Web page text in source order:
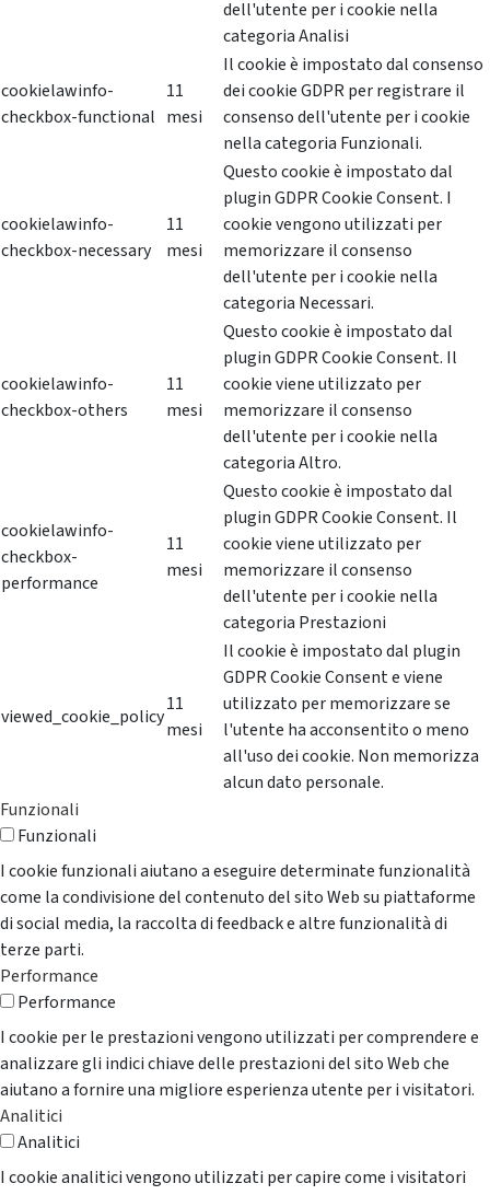
dell'utente per i cookie nella
categoria Analisi
cookielawinfo-
checkbox-functional
11
mesi
Il cookie è impostato dal consenso
dei cookie GDPR per registrare il
consenso dell'utente per i cookie
nella categoria Funzionali.
cookielawinfo-
checkbox-necessary
11
mesi
Questo cookie è impostato dal
plugin GDPR Cookie Consent. I
cookie vengono utilizzati per
memorizzare il consenso
dell'utente per i cookie nella
categoria Necessari.
cookielawinfo-
checkbox-others
11
mesi
Questo cookie è impostato dal
plugin GDPR Cookie Consent. Il
cookie viene utilizzato per
memorizzare il consenso
dell'utente per i cookie nella
categoria Altro.
cookielawinfo-
checkbox-
performance
11
mesi
Questo cookie è impostato dal
plugin GDPR Cookie Consent. Il
cookie viene utilizzato per
memorizzare il consenso
dell'utente per i cookie nella
categoria Prestazioni
viewed_cookie_policy
11
mesi
Il cookie è impostato dal plugin
GDPR Cookie Consent e viene
utilizzato per memorizzare se
l'utente ha acconsentito o meno
all'uso dei cookie. Non memorizza
alcun dato personale.
Funzionali
Funzionali
I cookie funzionali aiutano a eseguire determinate funzionalità
come la condivisione del contenuto del sito Web su piattaforme
di social media, la raccolta di feedback e altre funzionalità di
terze parti.
Performance
Performance
I cookie per le prestazioni vengono utilizzati per comprendere e
analizzare gli indici chiave delle prestazioni del sito Web che
aiutano a fornire una migliore esperienza utente per i visitatori.
Analitici
Analitici
I cookie analitici vengono utilizzati per capire come i visitatori